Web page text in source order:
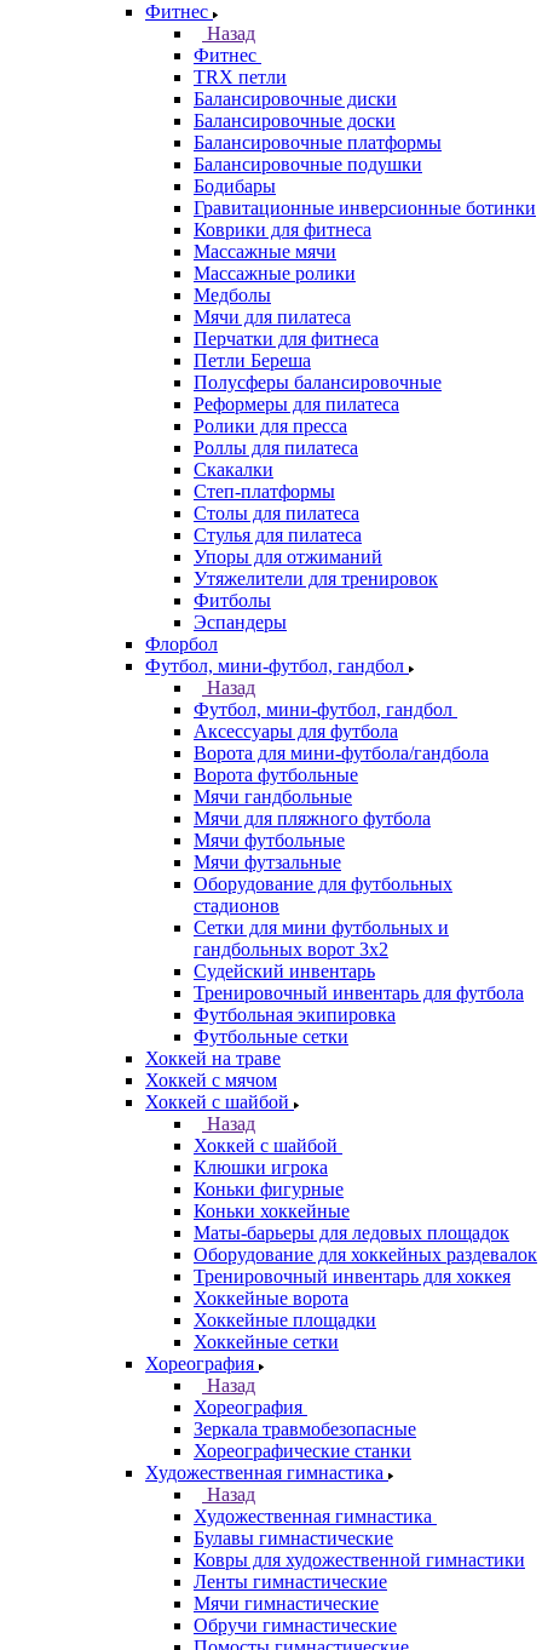
Фитнес
Назад
Фитнес
TRX петли
Балансировочные диски
Балансировочные доски
Балансировочные платформы
Балансировочные подушки
Бодибары
Гравитационные инверсионные ботинки
Коврики для фитнеса
Массажные мячи
Массажные ролики
Медболы
Мячи для пилатеса
Перчатки для фитнеса
Петли Береша
Полусферы балансировочные
Реформеры для пилатеса
Ролики для пресса
Роллы для пилатеса
Скакалки
Степ-платформы
Столы для пилатеса
Стулья для пилатеса
Упоры для отжиманий
Утяжелители для тренировок
Фитболы
Эспандеры
Флорбол
Футбол, мини-футбол, гандбол
Назад
Футбол, мини-футбол, гандбол
Аксессуары для футбола
Ворота для мини-футбола/гандбола
Ворота футбольные
Мячи гандбольные
Мячи для пляжного футбола
Мячи футбольные
Мячи футзальные
Оборудование для футбольных
стадионов
Сетки для мини футбольных и
гандбольных ворот 3х2
Судейский инвентарь
Тренировочный инвентарь для футбола
Футбольная экипировка
Футбольные сетки
Хоккей на траве
Хоккей с мячом
Хоккей с шайбой
Назад
Хоккей с шайбой
Клюшки игрока
Коньки фигурные
Коньки хоккейные
Маты-барьеры для ледовых площадок
Оборудование для хоккейных раздевалок
Тренировочный инвентарь для хоккея
Хоккейные ворота
Хоккейные площадки
Хоккейные сетки
Хореография
Назад
Хореография
Зеркала травмобезопасные
Хореографические станки
Художественная гимнастика
Назад
Художественная гимнастика
Булавы гимнастические
Ковры для художественной гимнастики
Ленты гимнастические
Мячи гимнастические
Обручи гимнастические